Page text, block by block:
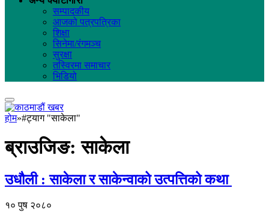
सम्पादकीय
आजको पत्रपत्रिका
शिक्षा
सिनेमा/रंगमञ्च
सुरक्षा
तस्विरमा समाचार
भिडियो
होम»#ट्याग "साकेला"
ब्राउजिङ:साकेला
उधौली : साकेला र साकेन्वाको उत्पत्तिको कथा
१० पुष २०८०